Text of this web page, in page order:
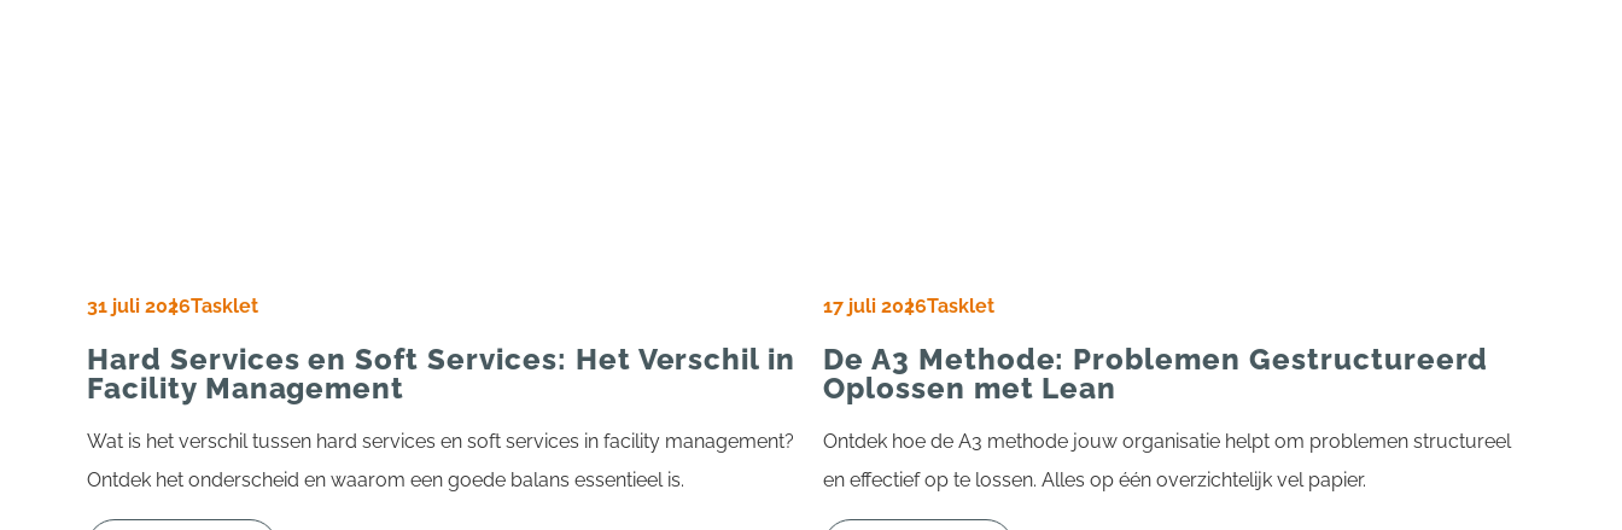
31 juli 2026Tasklet
Hard Services en Soft Services: Het Verschil in
Facility Management
Wat is het verschil tussen hard services en soft services in facility management?
Ontdek het onderscheid en waarom een goede balans essentieel is.
17 juli 2026Tasklet
De A3 Methode: Problemen Gestructureerd
Oplossen met Lean
Ontdek hoe de A3 methode jouw organisatie helpt om problemen structureel
en effectief op te lossen. Alles op één overzichtelijk vel papier.